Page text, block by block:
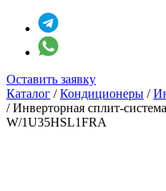
Оставить заявку
Каталог /Кондиционеры /
/Инверторная сплит-
W/1U35HSL1FRA